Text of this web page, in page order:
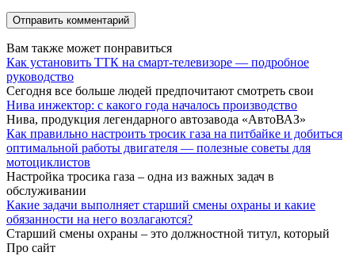
Вам также может понравиться
Как установить ТТК на смарт-телевизоре — подробное
руководство
Сегодня все больше людей предпочитают смотреть свои
Нива инжектор: с какого года началось производство
Нива, продукция легендарного автозавода «АвтоВАЗ»
Как правильно настроить тросик газа на питбайке и добиться
оптимальной работы двигателя — полезные советы для
мотоциклистов
Настройка тросика газа – одна из важных задач в
обслуживании
Какие задачи выполняет старший смены охраны и какие
обязанности на него возлагаются?
Старший смены охраны – это должностной титул, который
Про сайт